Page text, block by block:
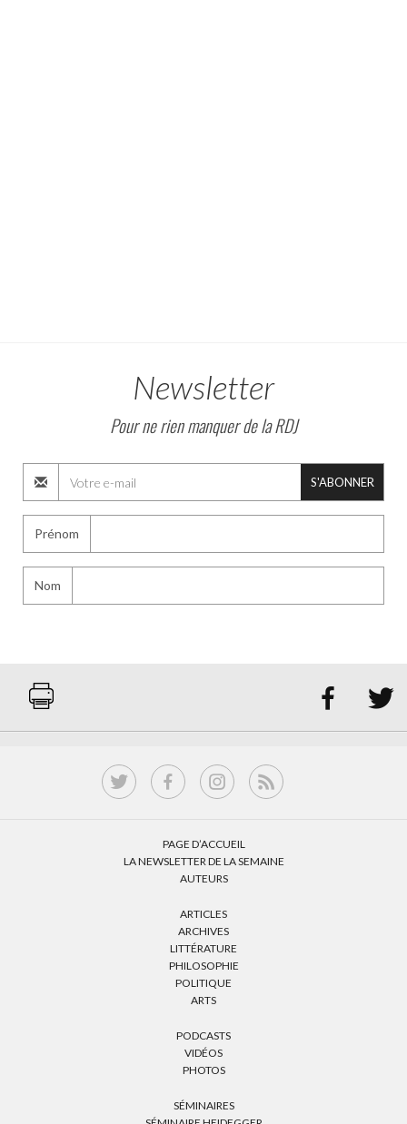
Newsletter
Pour ne rien manquer de la RDJ
S'ABONNER
Prénom
Nom
 
PAGE D’ACCUEIL
LA NEWSLETTER DE LA SEMAINE
AUTEURS
ARTICLES
ARCHIVES
LITTÉRATURE
PHILOSOPHIE
POLITIQUE
ARTS
PODCASTS
VIDÉOS
PHOTOS
SÉMINAIRES